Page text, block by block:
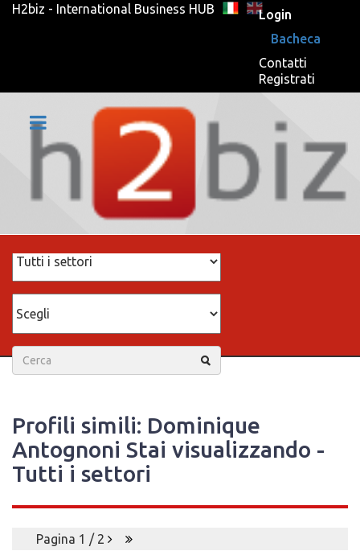
H2biz - International Business HUB
Login
Bacheca
Contatti
Registrati
Profili simili: Dominique
Antognoni Stai visualizzando -
Tutti i settori
Pagina 1 / 2